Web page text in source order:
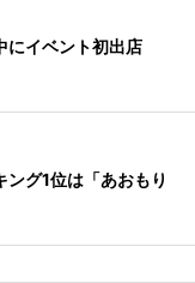
にイベント初出店
グ1位は「あおもり